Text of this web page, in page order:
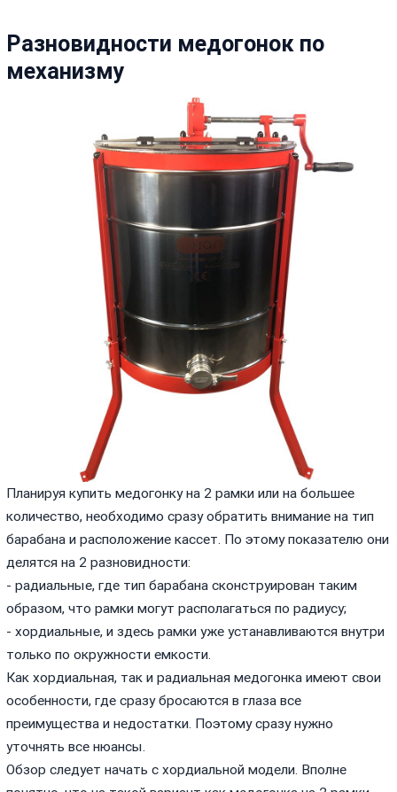
Разновидности медогонок по
механизму
Планируя купить медогонку на 2 рамки или на большее
количество, необходимо сразу обратить внимание на тип
барабана и расположение кассет. По этому показателю они
делятся на 2 разновидности:
- радиальные, где тип барабана сконструирован таким
образом, что рамки могут располагаться по радиусу;
- хордиальные, и здесь рамки уже устанавливаются внутри
только по окружности емкости.
Как хордиальная, так и радиальная медогонка имеют свои
особенности, где сразу бросаются в глаза все
преимущества и недостатки. Поэтому сразу нужно
уточнять все нюансы.
Обзор следует начать с хордиальной модели. Вполне